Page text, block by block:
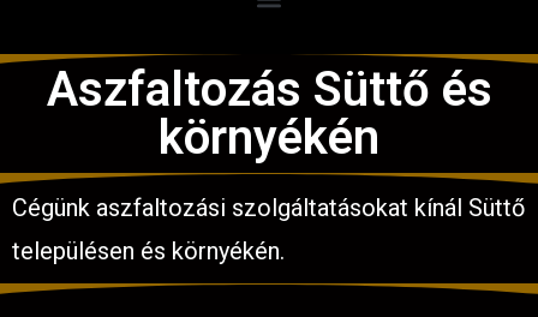
Aszfaltozás Süttő és
környékén
Cégünk aszfaltozási szolgáltatásokat kínál Süttő
településen és környékén.